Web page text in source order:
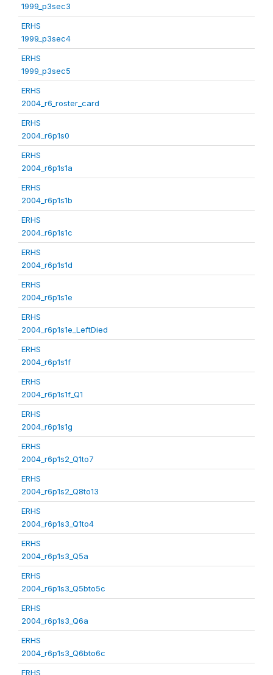
1999_p3sec3
ERHS
1999_p3sec4
ERHS
1999_p3sec5
ERHS
2004_r6_roster_card
ERHS
2004_r6p1s0
ERHS
2004_r6p1s1a
ERHS
2004_r6p1s1b
ERHS
2004_r6p1s1c
ERHS
2004_r6p1s1d
ERHS
2004_r6p1s1e
ERHS
2004_r6p1s1e_LeftDied
ERHS
2004_r6p1s1f
ERHS
2004_r6p1s1f_Q1
ERHS
2004_r6p1s1g
ERHS
2004_r6p1s2_Q1to7
ERHS
2004_r6p1s2_Q8to13
ERHS
2004_r6p1s3_Q1to4
ERHS
2004_r6p1s3_Q5a
ERHS
2004_r6p1s3_Q5bto5c
ERHS
2004_r6p1s3_Q6a
ERHS
2004_r6p1s3_Q6bto6c
ERHS